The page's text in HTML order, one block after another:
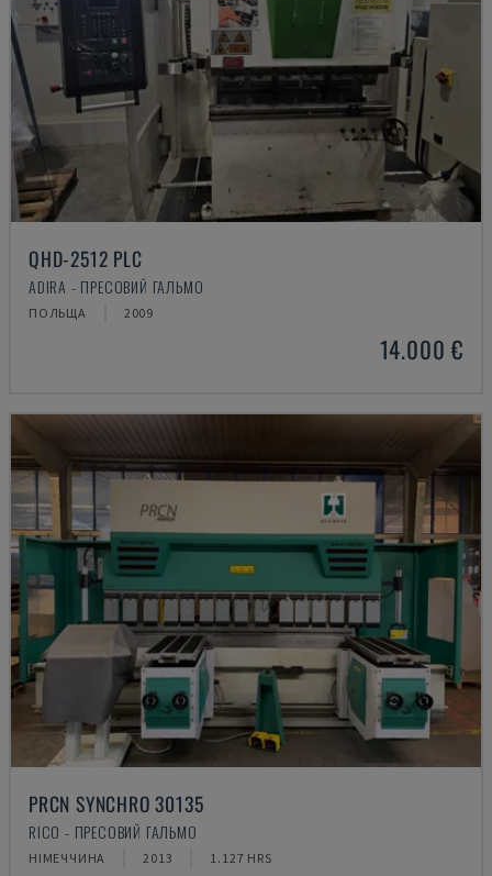
QHD-2512 PLC
ADIRA - ПРЕСОВИЙ ГАЛЬМО
ПОЛЬЩА 2009
14.000 €
PRCN SYNCHRO 30135
RICO - ПРЕСОВИЙ ГАЛЬМО
НІМЕЧЧИНА 2013 1.127 HRS